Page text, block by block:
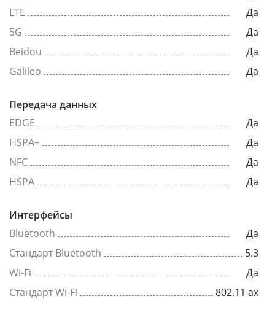
LTE
Да
5G
Да
Beidou
Да
Galileo
Да
Передача данных
EDGE
Да
HSPA+
Да
NFC
Да
HSPA
Да
Интерфейсы
Bluetooth
Да
Стандарт Bluetooth
5.3
Wi-Fi
Да
Стандарт Wi-Fi
802.11 ax